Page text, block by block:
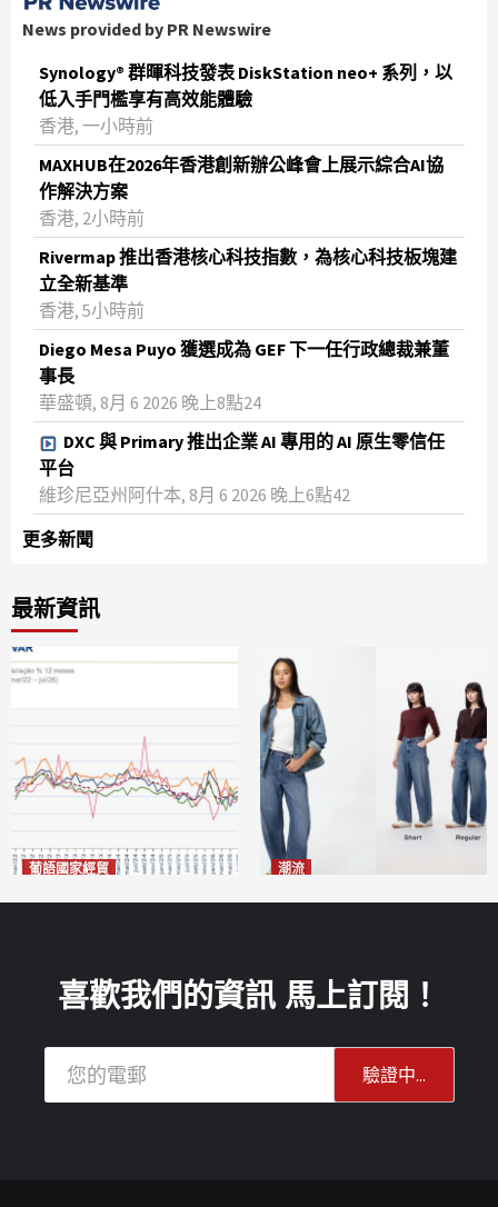
News provided by PR Newswire
Synology® 群暉科技發表 DiskStation neo+ 系列，以
低入手門檻享有高效能體驗
香港, 一小時前
MAXHUB在2026年香港創新辦公峰會上展示綜合AI協
作解決方案
香港, 2小時前
Rivermap 推出香港核心科技指數，為核心科技板塊建
立全新基準
香港, 5小時前
Diego Mesa Puyo 獲選成為 GEF 下一任行政總裁兼董
事長
華盛頓, 8月 6 2026 晚上8點24
DXC 與 Primary 推出企業 AI 專用的 AI 原生零信任
平台
維珍尼亞州阿什本, 8月 6 2026 晚上6點42
更多新聞
最新資訊
葡語國家經貿 潮流
喜歡我們的資訊 馬上訂閱！